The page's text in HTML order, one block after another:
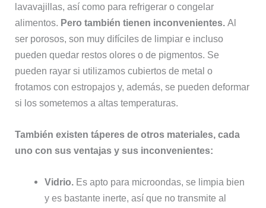
lavavajillas, así como para refrigerar o congelar
alimentos. Pero también tienen inconvenientes. Al
ser porosos, son muy difíciles de limpiar e incluso
pueden quedar restos olores o de pigmentos. Se
pueden rayar si utilizamos cubiertos de metal o
frotamos con estropajos y, además, se pueden deformar
si los sometemos a altas temperaturas.
También existen táperes de otros materiales, cada
uno con sus ventajas y sus inconvenientes:
Vidrio.Es apto para microondas, se limpia bien
y es bastante inerte, así que no transmite al